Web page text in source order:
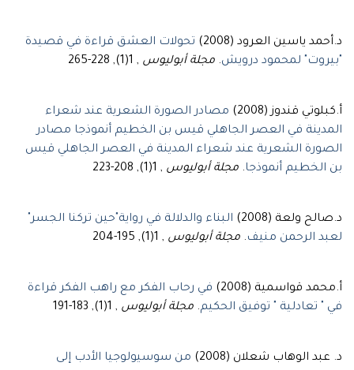
د.أحمد ياسين العرود (2008)
تحولات العشق قراءة في قصيدة
"بيروت" لمحمود درويش. مجلة أبوليوس , 1(1), 228-265
أ.كبلوتي قندوز (2008)
مصادر الصورة الشعرية عند شعراء
المدينة في العصر الجاهلي قيس بن الخطيم أنموذجا مصادر
الصورة الشعرية عند شعراء المدينة في العصر الجاهلي قيس
بن الخطيم أنموذجا. مجلة أبوليوس , 1(1), 208-223
د.صالح ولعة (2008)
البناء والدلالة في رواية"حين تركنا الجسر"
لعبد الرحمن منيف. مجلة أبوليوس , 1(1), 195-204
أ.محمد قواسمية (2008)
في رحاب الفكر مع راهب الفكر قراءة
في " تعادلية " توفيق الحكيم. مجلة أبوليوس , 1(1), 183-191
د. عبد الوهاب شعلان (2008)
من سوسيولوجيا الأدب إلى